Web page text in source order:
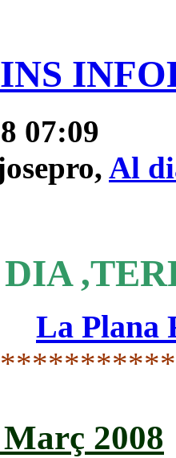
07:09
Al
La Plana
2008